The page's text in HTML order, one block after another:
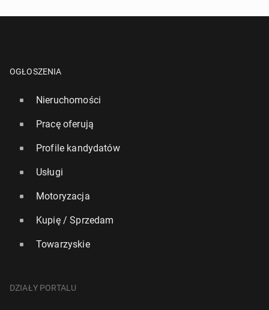
spraw­ców
OGŁOSZENIA
Nieruchomości
Pracę oferują
Profile kandydatów
Usługi
Motoryzacja
Kupię / Sprzedam
Towarzyskie
DZIAŁY PORTALU